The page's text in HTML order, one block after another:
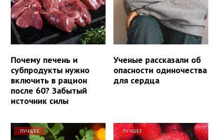
Почему печень и
субпродукты нужно
включить в рацион
после 60? Забытый
источник силы
Ученые рассказали об
опасности одиночества
для сердца
ЛУЧШЕЕ ЛУЧШЕЕ